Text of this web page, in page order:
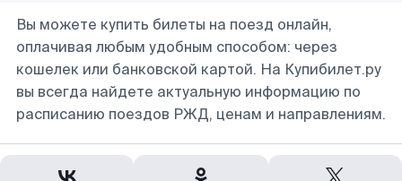
Вы можете купить билеты на поезд онлайн,
оплачивая любым удобным способом: через
кошелек или банковской картой. На Купибилет.ру
вы всегда найдете актуальную информацию по
расписанию поездов РЖД, ценам и направлениям.